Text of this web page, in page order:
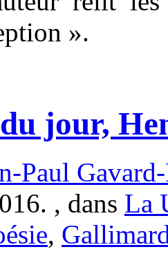
».
jour,
Paul
, dans La
,